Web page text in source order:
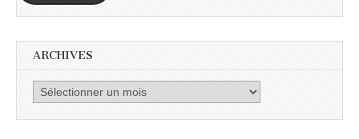
ARCHIVES
Archives